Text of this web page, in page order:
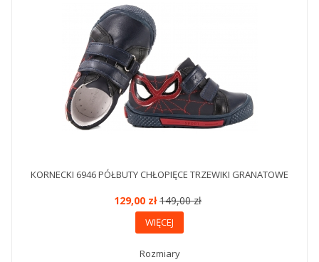
KORNECKI 6946 PÓŁBUTY CHŁOPIĘCE TRZEWIKI GRANATOWE
129,00 zł149,00 zł
WIĘCEJ
Rozmiary